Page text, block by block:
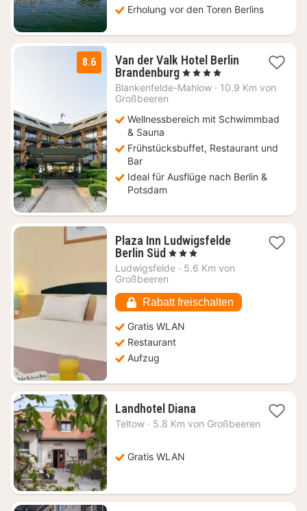
Erholung vor den Toren Berlins
8.6
Van der Valk Hotel Berlin
Brandenburg1
Nacht
€
, 4 Sterne
Blankenfelde-Mahlow · 10.9 Km von
Großbeeren
Wellnessbereich mit Schwimmbad
& Sauna
Frühstücksbuffet, Restaurant und
Bar
Ideal für Ausflüge nach Berlin &
Potsdam
Plaza Inn Ludwigsfelde
Berlin Süd 1
Nacht
ab
€
, 3 Sterne
Ludwigsfelde · 5.6 Km von
Großbeeren
Rabatt freischalten
Gratis WLAN
Restaurant
Aufzug
Landhotel Diana1
Nacht
Teltow · 5.8 Km von Großbeeren
Gratis WLAN